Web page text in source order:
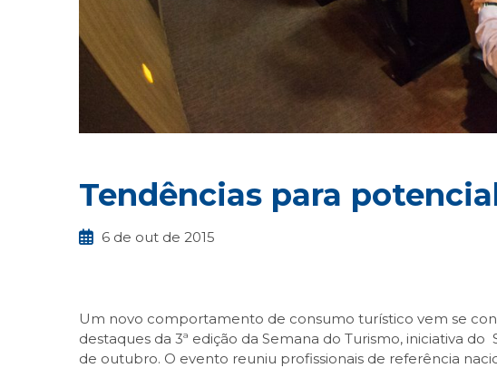
Tendências para
6 de out de 2015
Um novo comportamento de consumo turístico vem se
destaques da 3ª edição da Semana do Turismo, iniciativa
de outubro. O evento reuniu profissionais de referência